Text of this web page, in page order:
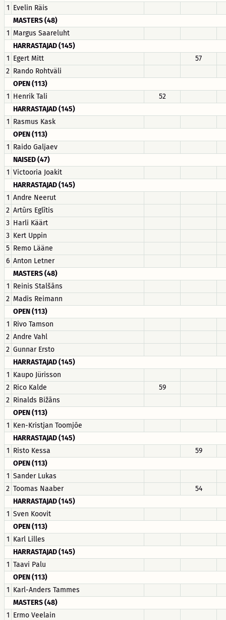
1 Evelin Räis
MASTERS (48)
1 Margus Saareluht
HARRASTAJAD (145)
1 Egert Mitt
57
2 Rando Rohtväli
OPEN (113)
1 Henrik Tali
52
HARRASTAJAD (145)
1 Rasmus Kask
OPEN (113)
1 Raido Galjaev
NAISED (47)
1 Victooria Joakit
HARRASTAJAD (145)
1 Andre Neerut
2 Artūrs Eglītis
3 Harli Käärt
3 Kert Uppin
5 Remo Lääne
6 Anton Letner
MASTERS (48)
1 Reinis Stalšāns
2 Madis Reimann
OPEN (113)
1 Rivo Tamson
2 Andre Vahl
2 Gunnar Ersto
HARRASTAJAD (145)
1 Kaupo Jürisson
2 Rico Kalde
59
2 Rinalds Bižāns
OPEN (113)
1 Ken-Kristjan Toomjõe
HARRASTAJAD (145)
1 Risto Kessa
59
OPEN (113)
1 Sander Lukas
2 Toomas Naaber
54
HARRASTAJAD (145)
1 Sven Koovit
OPEN (113)
1 Karl Lilles
HARRASTAJAD (145)
1 Taavi Palu
OPEN (113)
1 Karl-Anders Tammes
MASTERS (48)
1 Ermo Veelain